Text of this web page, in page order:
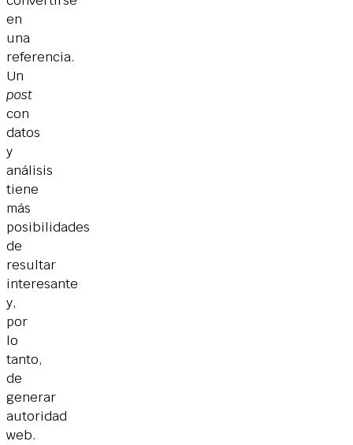
en
una
referencia.
Un
post
con
datos
y
análisis
tiene
más
posibilidades
de
resultar
interesante
y,
por
lo
tanto,
de
generar
autoridad
web.